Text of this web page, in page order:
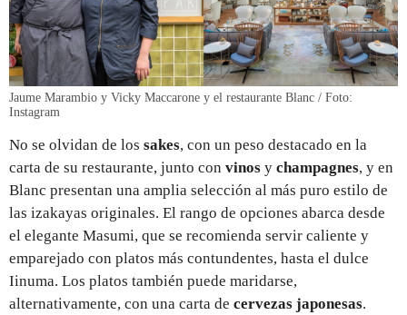
Jaume Marambio y Vicky Maccarone y el restaurante Blanc / Foto:
Instagram
No se olvidan de los sakes, con un peso destacado en la
carta de su restaurante, junto con vinos y champagnes, y en
Blanc presentan una amplia selección al más puro estilo de
las izakayas originales. El rango de opciones abarca desde
el elegante Masumi, que se recomienda servir caliente y
emparejado con platos más contundentes, hasta el dulce
Iinuma. Los platos también puede maridarse,
alternativamente, con una carta de cervezas japonesas.